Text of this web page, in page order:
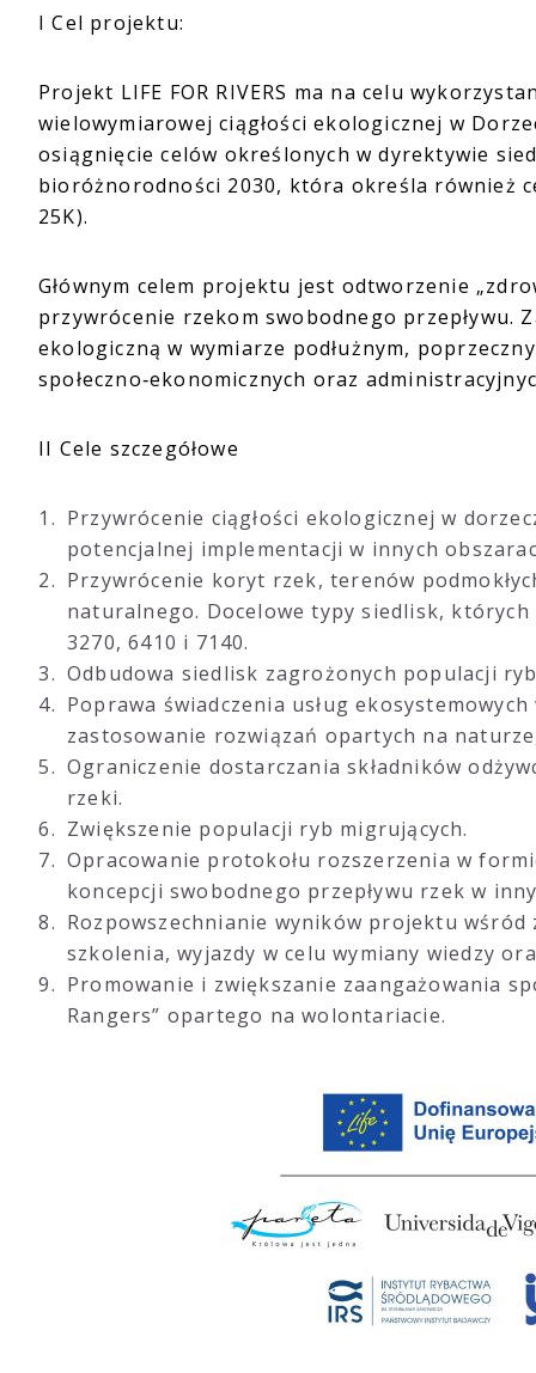
I Cel projektu:
Projekt LIFE FOR RIVERS ma na celu
wielowymiarowej ciągłości ekologicznej w
osiągnięcie celów określonych w dyrektywie
bioróżnorodności 2030, która określa również
25K).
Głównym celem projektu jest odtworzenie
przywrócenie rzekom swobodnego przepływu.
ekologiczną w wymiarze podłużnym,
społeczno‑ekonomicznych oraz
II Cele szczegółowe
Przywrócenie ciągłości ekologicznej w
potencjalnej implementacji w innych
Przywrócenie koryt rzek, terenów
naturalnego. Docelowe typy siedlisk,
3270, 6410 i 7140.
Odbudowa siedlisk zagrożonych populacji
Poprawa świadczenia usług
zastosowanie rozwiązań opartych na
Ograniczenie dostarczania składników
rzeki.
Zwiększenie populacji ryb migrujących.
Opracowanie protokołu rozszerzenia w
koncepcji swobodnego przepływu rzek w
Rozpowszechnianie wyników projektu
szkolenia, wyjazdy w celu wymiany wiedzy
Promowanie i zwiększanie zaangażowania
Rangers” opartego na wolontariacie.